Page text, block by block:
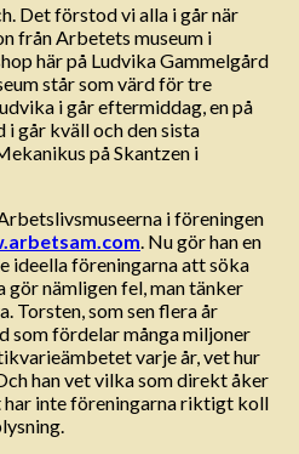
Det förstod vi alla i går när
från Arbetets museum i
här på Ludvika Gammelgård
står som värd för tre
i går eftermiddag, en på
går kväll och den sista
på Skantzen i
i föreningen
. Nu gör han en
ideella föreningarna att söka
nämligen fel, man tänker
Torsten, som sen flera år
som fördelar många miljoner
varje år, vet hur
han vet vilka som direkt åker
inte föreningarna riktigt koll